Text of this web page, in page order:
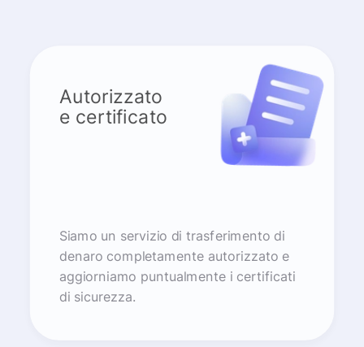
Autorizzato
e certificato
Siamo un servizio di trasferimento di
denaro completamente autorizzato e
aggiorniamo puntualmente i certificati
di sicurezza.